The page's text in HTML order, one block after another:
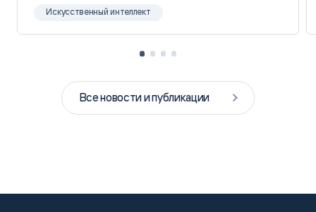
Искусственный интеллект
Все новости и публикации